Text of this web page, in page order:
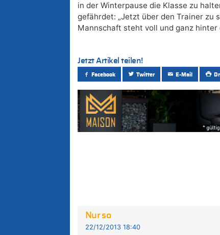
in der Winterpause die Klasse zu
gefährdet: „Jetzt über den Trainer zu
Mannschaft steht voll und ganz hinter
Jetzt Artikel teilen!
Facebook Twitter E-Mail
Nur so
22/12/2013 18:40